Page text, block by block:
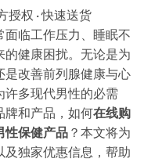
授权 · 快速送货
临工作压力、睡眠不
的健康困扰。无论是为
是改善前列腺健康与心
许多现代男性的必需
牌和产品，如何在线购
性保健产品 ？本文将为
独家优惠信息，帮助